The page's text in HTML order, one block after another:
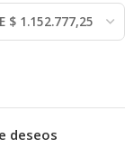
deseos